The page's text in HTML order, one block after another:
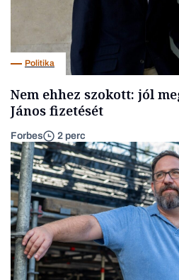
Politika
Nem ehhez szokott: jól
János fizetését
Forbes 2 perc